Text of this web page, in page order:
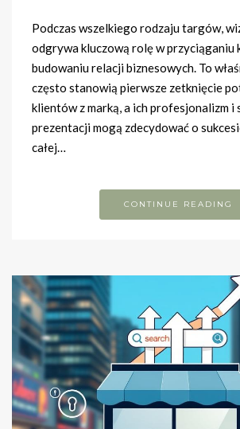
Podczas wszelkiego rodzaju targów,
odgrywa kluczową rolę w przyciąganiu
budowaniu relacji biznesowych. To
często stanowią pierwsze zetknięcie
klientów z marką, a ich profesjonalizm i
prezentacji mogą zdecydować o
całej…
CONTINUE READING